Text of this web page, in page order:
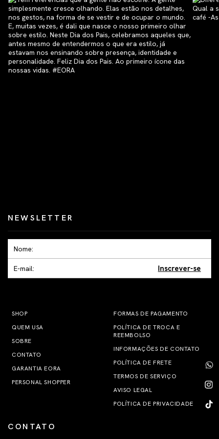
NEWSLETTER
Inscrever-se
SHOP
QUEM USA
SOBRE
CONTATO
GARANTIA EORA
PERSONAL SHOPPER
FORMAS DE PAGAMENTO
POLÍTICA DE TROCA E
REEMBOLSO
INFORMAÇÕES DE CONTATO
POLÍTICA DE FRETE
TERMOS DE SERVIÇO
AVISO LEGAL
POLÍTICA DE PRIVACIDADE
CONTATO